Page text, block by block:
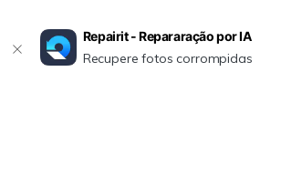
Repairit - Repararação por IA
Recupere fotos corrompidas